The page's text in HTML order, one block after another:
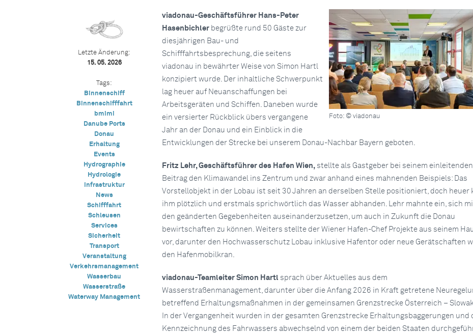
Foto: © viadonau
viadonau-Geschäftsführer Hans-Peter
Hasenbichlerbegrüßte rund 50 Gäste zur
diesjährigen Bau- und
Schifffahrtsbesprechung, die seitens
viadonau in bewährter Weise von Simon Hartl
konzipiert wurde. Der inhaltliche Schwerpunkt
lag heuer auf Neuanschaffungen bei
Arbeitsgeräten und Schiffen. Daneben wurde
ein versierter Rückblick übers vergangene
Jahr an der Donau und ein Einblick in die
Entwicklungen der Strecke bei unserem Donau-Nachbar Bayern geboten.
Fritz Lehr, Geschäftsführer des Hafen Wien,stellte als Gastgeber bei seinem einleitenden
Beitrag den Klimawandel ins Zentrum und zwar anhand eines mahnenden Beispiels: Das
Vorstellobjekt in der Lobau ist seit 30 Jahren an derselben Stelle positioniert, doch heuer
ihm plötzlich und erstmals sprichwörtlich das Wasser abhanden. Lehr mahnte ein, sich
den geänderten Gegebenheiten auseinanderzusetzen, um auch in Zukunft die Donau
bewirtschaften zu können. Weiters stellte der Wiener Hafen-Chef Projekte aus seinem
vor, darunter den Hochwasserschutz Lobau inklusive Hafentor oder neue Gerätschaften
den Hafenmobilkran.
viadonau-Teamleiter Simon Hartl sprach über Aktuelles aus dem
Wasserstraßenmanagement, darunter über die Anfang 2026 in Kraft getretene
betreffend Erhaltungsmaßnahmen in der gemeinsamen Grenzstrecke Österreich –
In der Vergangenheit wurden in der gesamten Grenzstrecke Erhaltungsbaggerungen und
Kennzeichnung des Fahrwassers abwechselnd von einem der beiden Staaten
Letzte Änderung:
15. 05. 2026
Tags:
Binnenschiff
Binnenschifffahrt
bmimi
Danube Ports
Donau
Erhaltung
Events
Hydrographie
Hydrologie
Infrastruktur
News
Schifffahrt
Schleusen
Services
Sicherheit
Transport
Veranstaltung
Verkehrsmanagement
Wasserbau
Wasserstraße
Waterway Management